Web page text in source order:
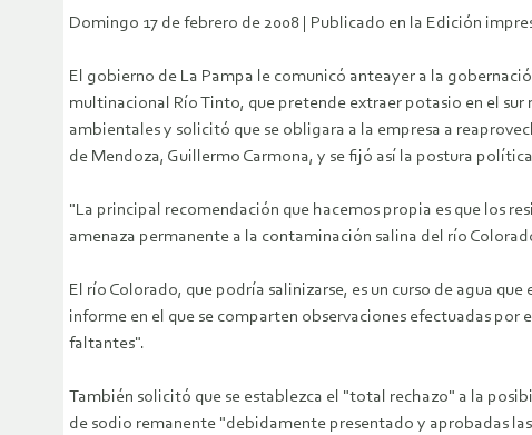
Domingo 17 de febrero de 2008 | Publicado en la Edición
El gobierno de La Pampa le comunicó anteayer a la
multinacional Río Tinto, que pretende extraer potasio en el
ambientales y solicitó que se obligara a la empresa a
de Mendoza, Guillermo Carmona, y se fijó así la postura
"La principal recomendación que hacemos propia es que los
amenaza permanente a la contaminación salina del río
El río Colorado, que podría salinizarse, es un curso de agua
informe en el que se comparten observaciones efectuadas
faltantes".
También solicitó que se establezca el "total rechazo" a la
de sodio remanente "debidamente presentado y aprobadas